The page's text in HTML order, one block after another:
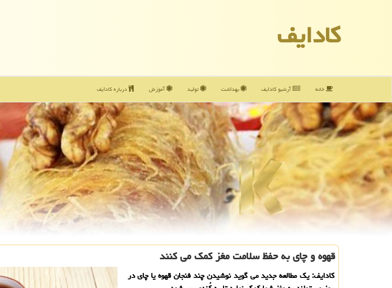
كادایف
خانه آرشیو كادایف بهداشت تولید آموزش درباره كادایف
قهوه و چای به حفظ سلامت مغز کمک می کنند
کادایف: یک مطالعه جدید می گوید نوشیدن چند فنجان قهوه یا چای در